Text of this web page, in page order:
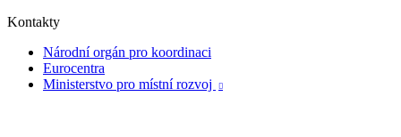
Kontakty
Národní orgán pro koordinaci
Eurocentra
Ministerstvo pro místní rozvoj
